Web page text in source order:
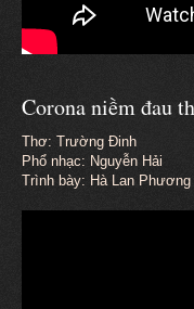
Corona niềm đau
Thơ: Trường Đinh
Phổ nhạc: Nguyễn Hải
Trình bày: Hà Lan Phương